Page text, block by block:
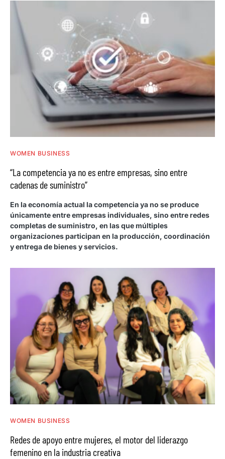
WOMEN BUSINESS
“La competencia ya no es entre empresas, sino entre
cadenas de suministro”
En la economía actual la competencia ya no se produce
únicamente entre empresas individuales, sino entre redes
completas de suministro, en las que múltiples
organizaciones participan en la producción, coordinación
y entrega de bienes y servicios.
WOMEN BUSINESS
Redes de apoyo entre mujeres, el motor del liderazgo
femenino en la industria creativa